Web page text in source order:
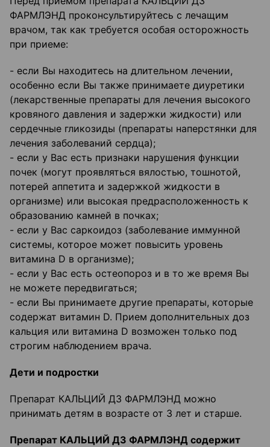
ФАРМЛЭНД проконсультируйтесь с лечащим
врачом, так как требуется особая осторожность
при приеме:
- если Вы находитесь на длительном лечении,
особенно если Вы также принимаете диуретики
(лекарственные препараты для лечения высокого
кровяного давления и задержки жидкости) или
сердечные гликозиды (препараты наперстянки для
лечения заболеваний сердца);
- если у Вас есть признаки нарушения функции
почек (могут проявляться вялостью, тошнотой,
потерей аппетита и задержкой жидкости в
организме) или высокая предрасположенность к
образованию камней в почках;
- если у Вас саркоидоз (заболевание иммунной
системы, которое может повысить уровень
витамина D в организме);
- если у Вас есть остеопороз и в то же время Вы
не можете передвигаться;
- если Вы принимаете другие препараты, которые
содержат витамин D. Прием дополнительных доз
кальция или витамина D возможен только под
строгим наблюдением врача.
Дети и подростки
Препарат КАЛЬЦИЙ Д3 ФАРМЛЭНД можно
принимать детям в возрасте от 3 лет и старше.
Препарат КАЛЬЦИЙ Д3 ФАРМЛЭНД содержит